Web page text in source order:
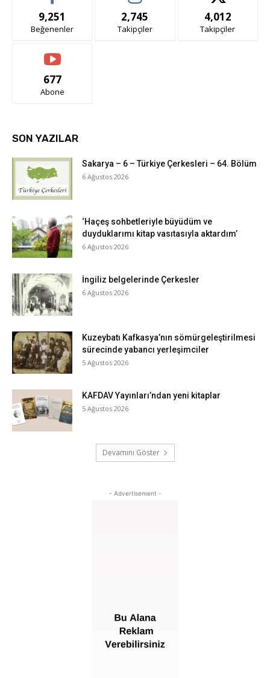
9,251
Beğenenler
2,745
Takipçiler
4,012
Takipçiler
677
Abone
SON YAZILAR
Sakarya – 6 – Türkiye Çerkesleri – 64. Bölüm
6 Ağustos 2026
‘Haçeş sohbetleriyle büyüdüm ve
duyduklarımı kitap vasıtasıyla aktardım’
6 Ağustos 2026
İngiliz belgelerinde Çerkesler
6 Ağustos 2026
Kuzeybatı Kafkasya’nın sömürgeleştirilmesi
sürecinde yabancı yerleşimciler
5 Ağustos 2026
KAFDAV Yayınları’ndan yeni kitaplar
5 Ağustos 2026
Devamını Göster
- Advertisement -